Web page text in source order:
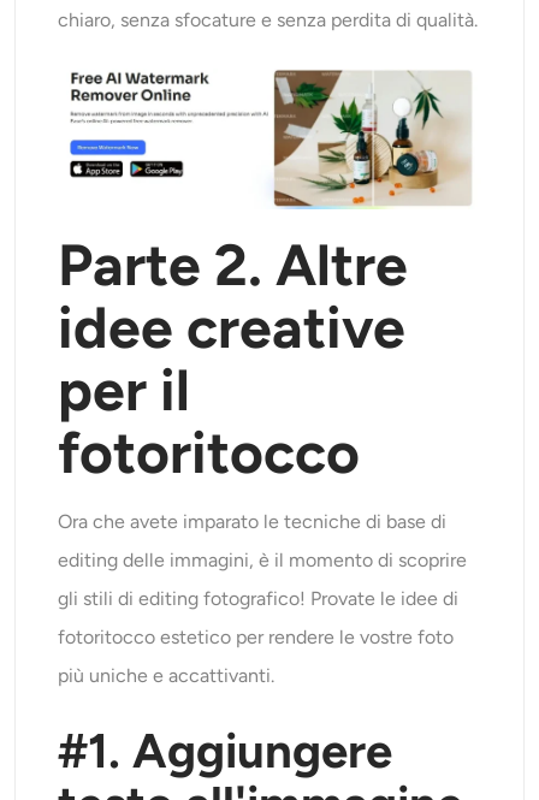
chiaro, senza sfocature e senza perdita di qualità.
Parte 2.Altre
idee creative
per il
fotoritocco
Ora che avete imparato le tecniche di base di
editing delle immagini, è il momento di scoprire
gli stili di editing fotografico! Provate le idee di
fotoritocco estetico per rendere le vostre foto
più uniche e accattivanti.
#1. Aggiungere